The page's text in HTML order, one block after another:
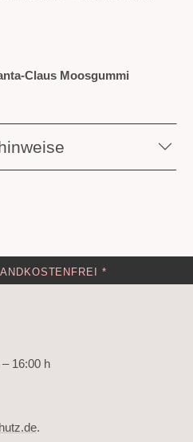
Claus Moosgummi
*
16:00 h
.